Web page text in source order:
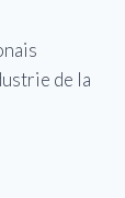
de la